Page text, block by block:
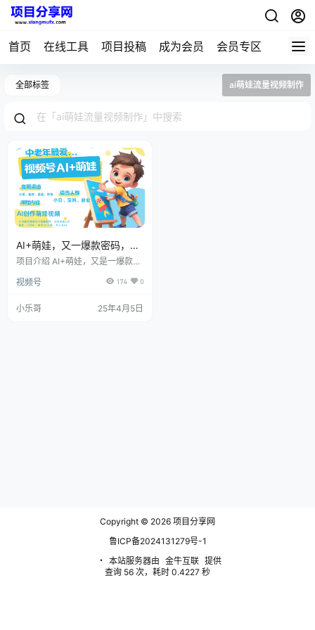
首页 在线工具 项目投稿 成为会员 会员专区
全部标签 ai萌娃流量视频制作
AI+萌娃，又一爆款密码，小
白3步上手，爆款率80%，每
钱！月入5W，抓紧学！
项目介绍 AI+萌娃，又是一爆款流
0%，每天十分钟，轻松AI变现萌
猛，泼天流量，发布就爆！月入5
视频号 174 0
小乐哥 25年4月5日
Copyright © 2026 项目分享网
鲁ICP备2024131279号-1
・ 本站服务器由 金牛互联 提供
查询 56 次，耗时 0.4227 秒